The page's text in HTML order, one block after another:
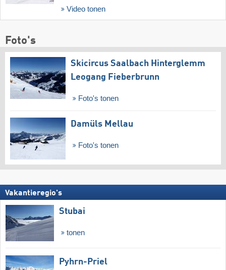
Video tonen
Foto's
Skicircus Saalbach Hinterglemm
Leogang Fieberbrunn
Foto's tonen
Damüls Mellau
Foto's tonen
Vakantieregio's
Stubai
tonen
Pyhrn-Priel